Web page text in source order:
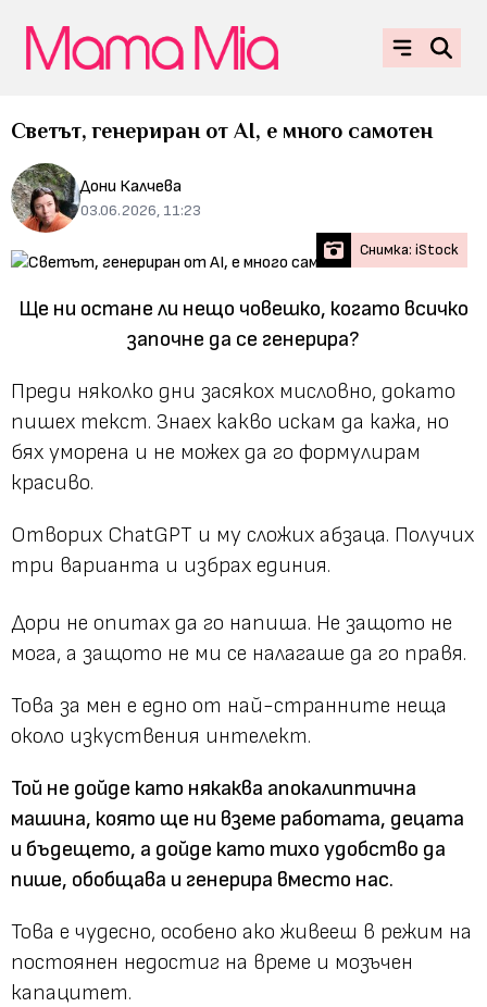
Светът, генериран от AI, e много самотен
Дони Калчева
03.06.2026, 11:23
Снимка: iStock
Ще ни остане ли нещо човешко, когато всичко
започне да се генерира?
Преди няколко дни засякох мисловно, докато
пишех текст. Знаех какво искам да кажа, но
бях уморена и не можех да го формулирам
красиво.
Отворих ChatGPT и му сложих абзаца. Получих
три варианта и избрах единия.
Дори не опитах да го напиша. Не защото не
мога, a защото не ми се налагаше да го правя.
Това за мен е едно от най-странните неща
около изкуствения интелект.
Той не дойде като някаква апокалиптична
машина, която ще ни вземе работата, децата
и бъдещето, а дойде като тихо удобство да
пише, обобщава и генерира вместо нас.
Това е чудесно, особено ако живееш в режим на
постоянен недостиг на време и мозъчен
капацитет.